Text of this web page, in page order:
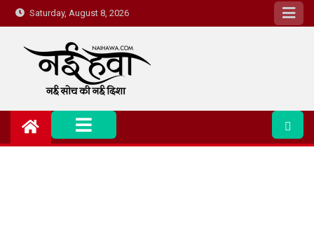
Saturday, August 8, 2026
Nai Hawa